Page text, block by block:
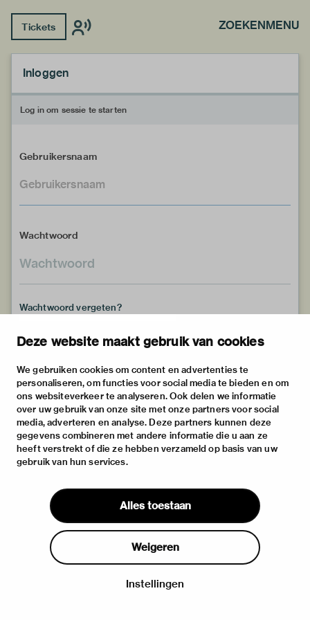
Deze website maakt gebruik van cookies
We gebruiken cookies om content en advertenties te
personaliseren, om functies voor social media te bieden en om
ons websiteverkeer te analyseren. Ook delen we informatie
over uw gebruik van onze site met onze partners voor social
media, adverteren en analyse. Deze partners kunnen deze
gegevens combineren met andere informatie die u aan ze
heeft verstrekt of die ze hebben verzameld op basis van uw
gebruik van hun services.
Alles toestaan
Weigeren
Instellingen
Tickets ZOEKENMENU
Inloggen
Log in om sessie te starten
Gebruikersnaam
Wachtwoord
Wachtwoord vergeten?